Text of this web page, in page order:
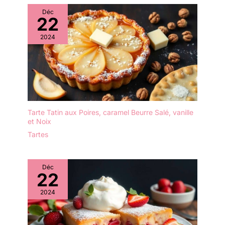
couvercle transparent qui
vous permet de bien voir
les aliments à l'intérieur
et qui empêche
efficacement la poussière
ou les insectes de
tomber sur les aliments. Il
est idéal pour le thé de
l'après-midi, les fêtes
repas de famille.
multifonctionnel est
BPA, sain et écologique,
vous pouvez donc
l'utiliser sans hésitation.
Le présentoir à gâteaux
est transparent et
Déc
22
2024
Tarte Tatin aux Poires, caramel Beurre Salé, vanille
et Noix
Tartes
Déc
22
2024